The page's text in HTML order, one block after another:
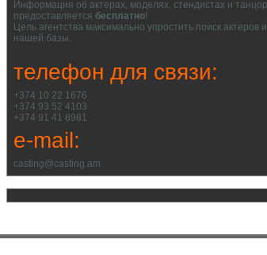
Информация об актерах, моделях, стендистах и
предоставляется бесплатно!
Цель агентства максимально упростить поиск
нашей базы.
телефон для связи:
+374 10 22 1676
+374 93 52 4103
+374 91 41 8981
e-mail:
casting@casting.am